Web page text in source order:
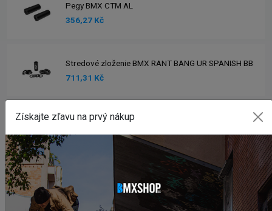
Pegy BMX CTM AL
356,27 Kč
Stredové zloženie BMX RANT BANG UR SPANISH BB
711,31 Kč
Zobraziť viac produktov
INSTAGRAM#BMXSHOPSK
Získajte zľavu na prvý nákup